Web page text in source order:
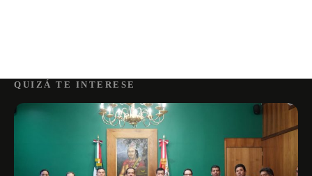
QUIZÁ TE INTERESE